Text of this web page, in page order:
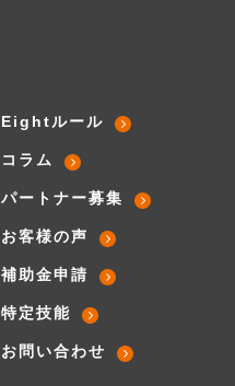
Eightルール
コラム
パートナー募集
お客様の声
補助金申請
特定技能
お問い合わせ